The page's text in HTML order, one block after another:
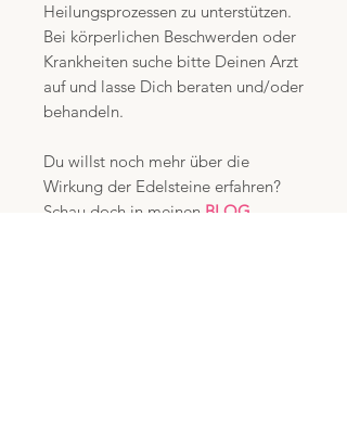
Heilungsprozessen zu unterstützen.
Bei körperlichen Beschwerden oder
Krankheiten suche bitte Deinen Arzt
auf und lasse Dich beraten und/oder
behandeln.
Du willst noch mehr über die
Wirkung der Edelsteine erfahren?
Schau doch in meinen BLOG